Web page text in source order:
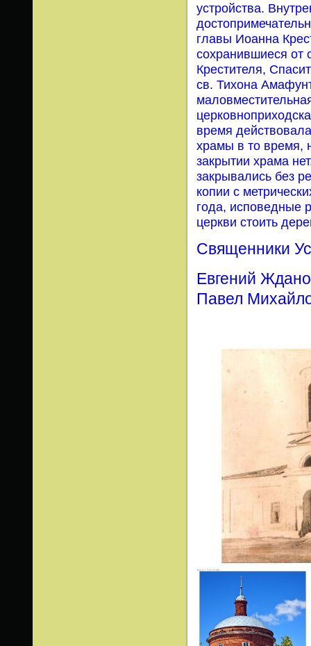
устройства.
главы Иоанна
сохранившиеся от
Крестителя,
св. Тихона
время
храмы в то время,
закрытии храма
закрывались без
копии с
года, исповедные
церкви стоить
Священники
Евгений
Павел